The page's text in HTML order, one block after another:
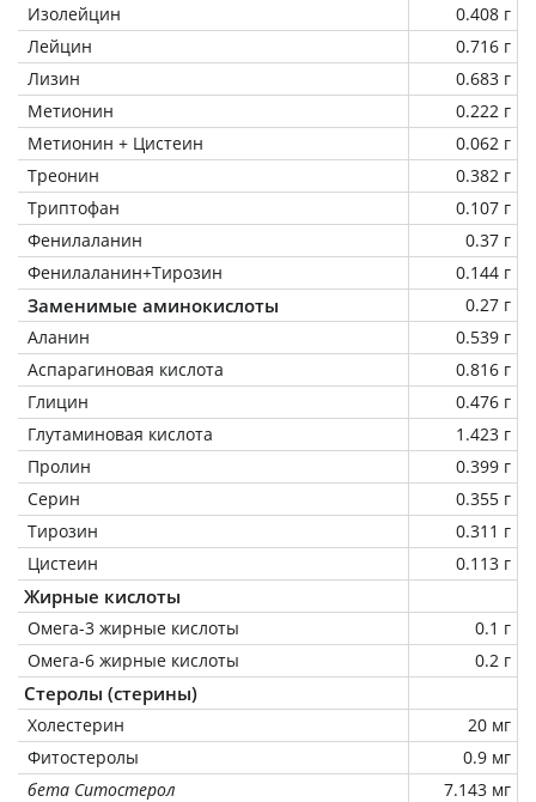
Изолейцин
0.408 г
Лейцин
0.716 г
Лизин
0.683 г
Метионин
0.222 г
Метионин + Цистеин
0.062 г
Треонин
0.382 г
Триптофан
0.107 г
Фенилаланин
0.37 г
Фенилаланин+Тирозин
0.144 г
Заменимые аминокислоты
0.27 г
Аланин
0.539 г
Аспарагиновая кислота
0.816 г
Глицин
0.476 г
Глутаминовая кислота
1.423 г
Пролин
0.399 г
Серин
0.355 г
Тирозин
0.311 г
Цистеин
0.113 г
Жирные кислоты
Омега-3 жирные кислоты
0.1 г
Омега-6 жирные кислоты
0.2 г
Стеролы (стерины)
Холестерин
20 мг
Фитостеролы
0.9 мг
бета Ситостерол
7.143 мг